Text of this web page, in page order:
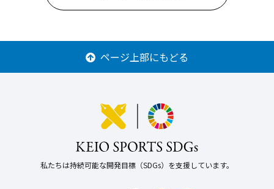
ページ上部にもどる
私たちは持続可能な開発目標（SDGs）を支援しています。